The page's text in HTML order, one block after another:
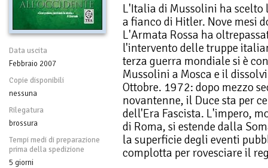
Data uscita
Febbraio 2007
Copie disponibili
nessuna
Rilegatura
brossura
Tempi medi di preparazione
prima della spedizione
5 giorni
L'Italia di Mussolini ha
a fianco di Hitler. Nove mesi
L'Armata Rossa ha
l'intervento delle truppe
terza guerra mondiale si è
Mussolini a Mosca e il
Ottobre. 1972: dopo mezzo
novantenne, il Duce sta per
dell'Era Fascista. L'impero,
di Roma, si estende dalla
la superficie degli eventi
complotta per rovesciare il